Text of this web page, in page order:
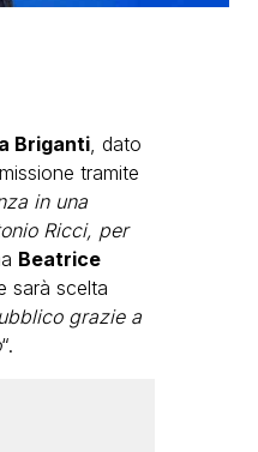
Briganti, dato
tramite
in una
Ricci, per
Beatrice
sarà scelta
grazie a
“.la festa di